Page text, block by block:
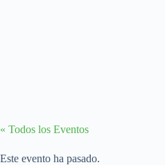
« Todos los Eventos
Este evento ha pasado.